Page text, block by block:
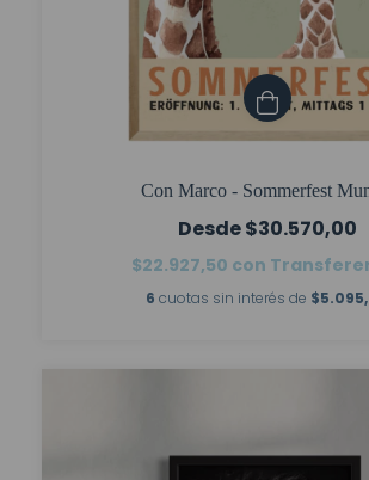
Con Marco - Sommerfest
$30.570,00
$22.927,50 con
6 cuotas sin interés de